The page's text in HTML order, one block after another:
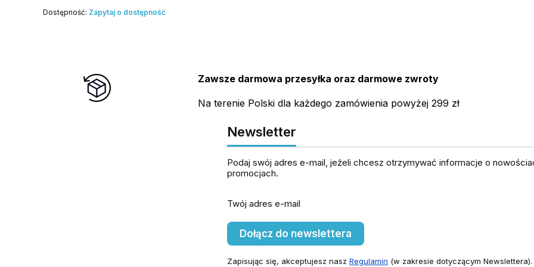
Dostępność: Zapytaj o dostępność
Zawsze darmowa przesyłka oraz darmowe zwroty
Na terenie Polski dla każdego zamówienia powyżej 299 zł
Newsletter
Podaj swój adres e-mail, jeżeli chcesz otrzymywać informacje o
promocjach.
Twój adres e-mail
Dołącz do newslettera
Zapisując się, akceptujesz nasz Regulamin (w zakresie dotyczącym Newslettera).